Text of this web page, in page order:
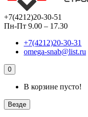
+7(4212)20-30-51
Пн-Пт 9.00 – 17.30
+7(4212)20-30-31
omega-snab@list.ru
0
В корзине пусто!
Везде